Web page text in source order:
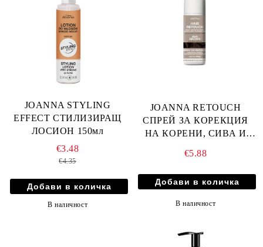
JOANNA STYLING
EFFECT СТИЛИЗИРАЩ
ЛОСИОН 150мл
€3.48
€4.35
В наличност
JOANNA RETOUCH
СПРЕЙ ЗА КОРЕКЦИЯ
НА КОРЕНИ, СИВА И
ТЪМНО КАФЯВ 75мл
€5.88
В наличност